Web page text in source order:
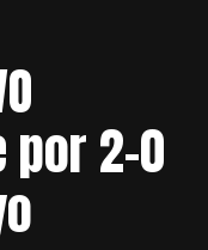
por 2-0